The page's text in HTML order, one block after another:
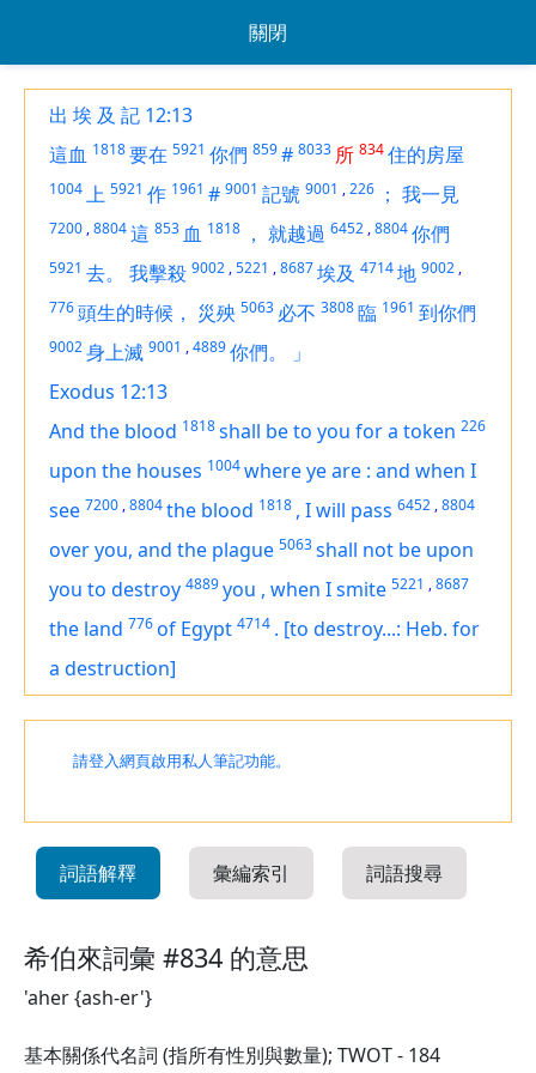
關閉
出 埃 及 記 12:13
這血 1818要在 5921 你們 859# 8033 所 834住的房屋
1004上 5921 作 1961 # 9001 記號 9001 ,226 ； 我一見
7200 ,8804這 853 血 1818 ， 就越過 6452 ,8804你們
5921 去。 我擊殺 9002 ,5221 ,8687埃及 4714地 9002 ,
776頭生的時候， 災殃 5063 必不 3808臨 1961 到你們
9002身上滅 9001 ,4889你們。
」
Exodus 12:13
And the blood 1818shall be to you for a token 226
upon the houses 1004where yeare : and when I
see 7200 ,8804the blood 1818 , I will pass 6452 ,8804
over you, and the plague 5063shall not be upon
you to destroy 4889you , when I smite 5221 ,8687
the land 776of Egypt 4714 . [to destroy...: Heb. for
a destruction]
請登入網頁啟用私人筆記功能。
詞語解釋 彙編索引 詞語搜尋
希伯來詞彙 #834 的意思
'aher {ash-er'}
基本關係代名詞 (指所有性別與數量); TWOT - 184